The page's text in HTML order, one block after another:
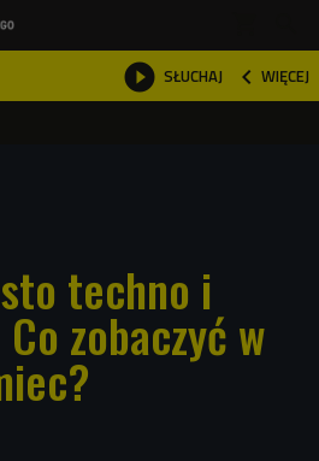
 SŁUCHAJ  WIĘCEJ

techno i
zobaczyć w